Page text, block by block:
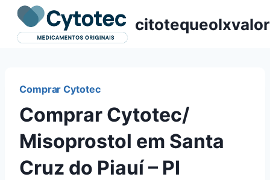
Pular
para
citotequeolxvalor
Comprar Cytotec
Comprar Cytotec/
Misoprostol em Santa
Cruz do Piauí – PI